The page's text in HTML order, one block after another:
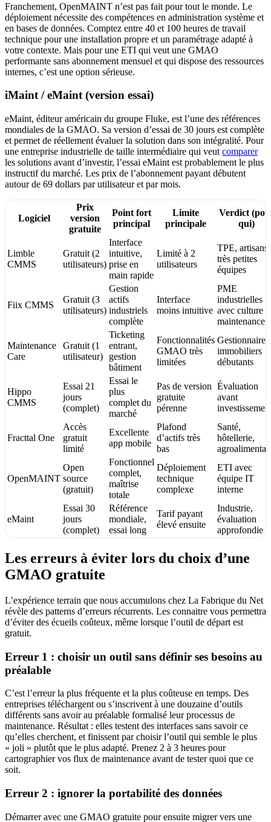
Franchement, OpenMAINT n’est pas fait pour tout le monde. Le
déploiement nécessite des compétences en administration système et
en bases de données. Comptez entre 40 et 100 heures de travail
technique pour une installation propre et un paramétrage adapté à
votre contexte. Mais pour une ETI qui veut une GMAO
performante sans abonnement mensuel et qui dispose des ressources
internes, c’est une option sérieuse.
iMaint / eMaint (version essai)
eMaint, éditeur américain du groupe Fluke, est l’une des références
mondiales de la GMAO. Sa version d’essai de 30 jours est complète
et permet de réellement évaluer la solution dans son intégralité. Pour
une entreprise industrielle de taille intermédiaire qui veut comparer
les solutions avant d’investir, l’essai eMaint est probablement le plus
instructif du marché. Les prix de l’abonnement payant débutent
autour de 69 dollars par utilisateur et par mois.
Logiciel
Prix
version
gratuite
Point fort
principal
Limite
principale
Verdict
qui)
Limble
CMMS
Gratuit (2
utilisateurs)
Interface
intuitive,
prise en
main rapide
Limité à 2
utilisateurs
TPE, artisans,
très petites
équipes
Fiix CMMS
Gratuit (3
utilisateurs)
Gestion
actifs
industriels
complète
Interface
moins intuitive
PME
industrielles
avec culture
maintenance
Maintenance
Care
Gratuit (1
utilisateur)
Ticketing
entrant,
gestion
bâtiment
Fonctionnalités
GMAO très
limitées
Gestionnaires
immobiliers
débutants
Hippo
CMMS
Essai 21
jours
(complet)
Essai le
plus
complet du
marché
Pas de version
gratuite
pérenne
Évaluation
avant
Fracttal One
Accès
gratuit
limité
Excellente
app mobile
Plafond
d’actifs très
bas
Santé,
hôtellerie,
OpenMAINT
Open
source
(gratuit)
Fonctionnel
complet,
maîtrise
totale
Déploiement
technique
complexe
ETI avec
équipe IT
interne
eMaint
Essai 30
jours
(complet)
Référence
mondiale,
essai long
Tarif payant
élevé ensuite
Industrie,
évaluation
approfondie
Les erreurs à éviter lors du choix d’une
GMAO gratuite
L’expérience terrain que nous accumulons chez La Fabrique du Net
révèle des patterns d’erreurs récurrents. Les connaitre vous permettra
d’éviter des écueils coûteux, même lorsque l’outil de départ est
gratuit.
Erreur 1 : choisir un outil sans définir ses besoins au
préalable
C’est l’erreur la plus fréquente et la plus coûteuse en temps. Des
entreprises téléchargent ou s’inscrivent à une douzaine d’outils
différents sans avoir au préalable formalisé leur processus de
maintenance. Résultat : elles testent des interfaces sans savoir ce
qu’elles cherchent, et finissent par choisir l’outil qui semble le plus
« joli » plutôt que le plus adapté. Prenez 2 à 3 heures pour
cartographier vos flux de maintenance avant de tester quoi que ce
soit.
Erreur 2 : ignorer la portabilité des données
Démarrer avec une GMAO gratuite pour ensuite migrer vers une